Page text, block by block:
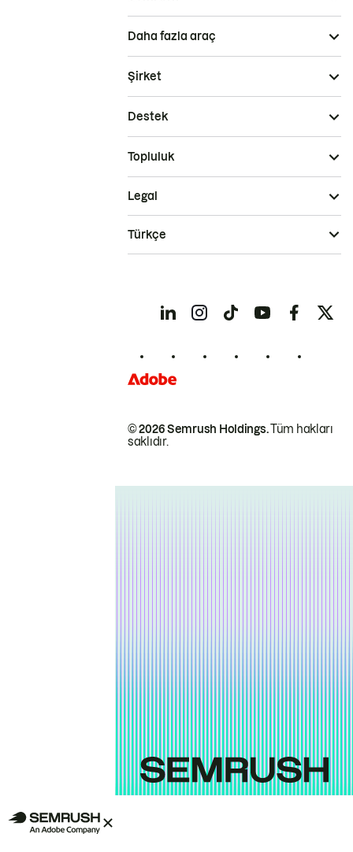
Daha fazla araç
Şirket
Destek
Topluluk
© 2026 Semrush Holdings.Tüm hakları
saklıdır.
Legal
Türkçe